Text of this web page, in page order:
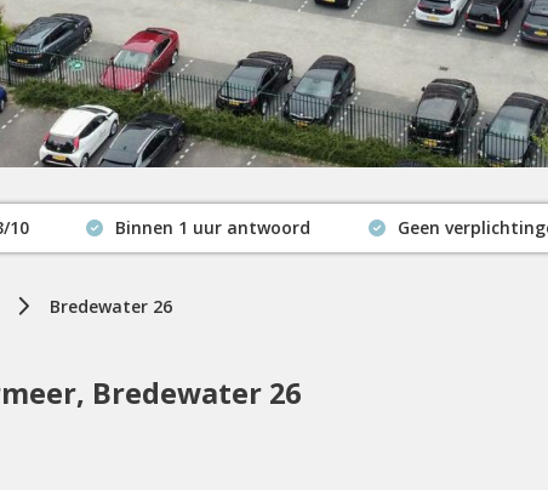
10 Binnen 1 uur antwoord
Geen
Bredewater 26
Bredewater 26